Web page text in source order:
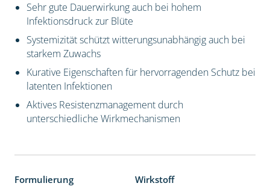
Sehr gute Dauerwirkung auch bei hohem
Infektionsdruck zur Blüte
Systemizität schützt witterungsunabhängig auch bei
starkem Zuwachs
Kurative Eigenschaften für hervorragenden Schutz bei
latenten Infektionen
Aktives Resistenzmanagement durch
unterschiedliche Wirkmechanismen
Formulierung Wirkstoff